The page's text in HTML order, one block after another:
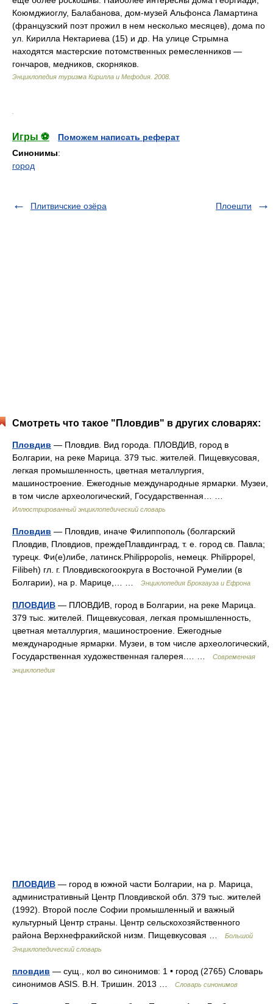
Коюмджиоглу, Балабанова, дом-музей Альфонса Ламартина
(французский поэт прожил в нем несколько месяцев), дома по
ул. Кирилла Нектариева (15) и др. На улице Стрымна
находятся мастерские потомственных ремесленников —
гончаров, медников, скорняков.
Энциклопедия туризма Кирилла и Мефодия 2008
Игры ⚽
Поможем написать реферат
Синонимы:
город
Плитвичские озёра Плоешти
Смотреть что такое "Пловдив" в других словарях:
Пловдив — Пловдив. Вид города. ПЛОВДИВ, город в
Болгарии, на реке Марица. 379 тыс. жителей. Пищевкусовая,
легкая промышленность, цветная металлургия,
машиностроение. Ежегодные международные ярмарки. Музеи,
в том числе археологический, Государственная… …
Иллюстрированный энциклопедический словарь
Пловдив — Пловдив, иначе Филиппополь (болгарский
Пловдив, Пловдиов, преждеПлавдинград, т. е. город св. Павла;
турецк. Фи(е)либе, латинск.Philippopolis, немецк. Philippopel,
Filibeh) гл. г. Пловдивскогоокруга в Восточной Румелии (в
Болгарии), на р. Марице,… …
Энциклопедия Брокгауза и Ефрона
ПЛОВДИВ — ПЛОВДИВ, город в Болгарии, на реке Марица.
379 тыс. жителей. Пищевкусовая, легкая промышленность,
цветная металлургия, машиностроение. Ежегодные
международные ярмарки. Музеи, в том числе археологический,
Государственная художественная галерея.… …
Современная
энциклопедия
ПЛОВДИВ — город в южной части Болгарии, на р. Марица,
административный Центр Пловдивской обл. 379 тыс. жителей
(1992). Второй после Софии промышленный и важный
культурный Центр страны. Центр сельскохозяйственного
района Верхнефракийской низм. Пищевкусовая …
Большой
Энциклопедический словарь
пловдив — сущ., кол во синонимов: 1 • город (2765) Словарь
синонимов ASIS. В.Н. Тришин. 2013 …
Словарь синонимов